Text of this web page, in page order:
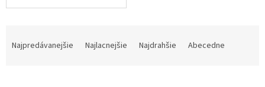
Najpredávanejšie Najlacnejšie Najdrahšie Abecedne